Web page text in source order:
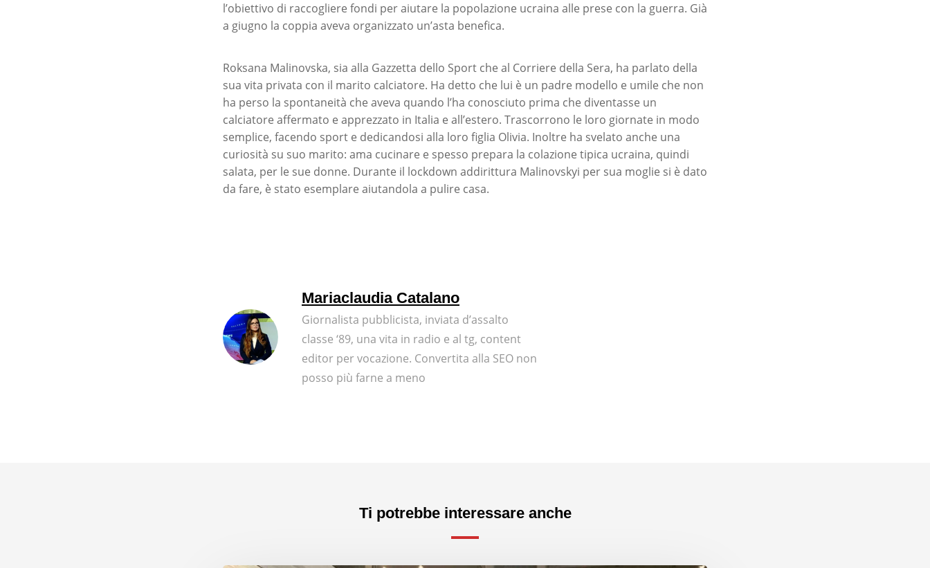
l’obiettivo di raccogliere fondi per aiutare la popolazione ucraina alle prese con la guerra. Già
a giugno la coppia aveva organizzato un’asta benefica.
Roksana Malinovska, sia alla Gazzetta dello Sport che al Corriere della Sera, ha parlato della
sua vita privata con il marito calciatore. Ha detto che lui è un padre modello e umile che non
ha perso la spontaneità che aveva quando l’ha conosciuto prima che diventasse un
calciatore affermato e apprezzato in Italia e all’estero. Trascorrono le loro giornate in modo
semplice, facendo sport e dedicandosi alla loro figlia Olivia. Inoltre ha svelato anche una
curiosità su suo marito: ama cucinare e spesso prepara la colazione tipica ucraina, quindi
salata, per le sue donne. Durante il lockdown addirittura Malinovskyi per sua moglie si è dato
da fare, è stato esemplare aiutandola a pulire casa.
Mariaclaudia Catalano
Giornalista pubblicista, inviata d’assalto
classe ‘89, una vita in radio e al tg, content
editor per vocazione. Convertita alla SEO non
posso più farne a meno
Ti potrebbe interessare anche